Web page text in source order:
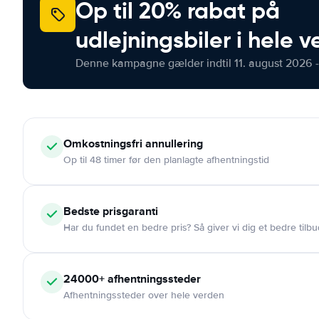
Op til 20% rabat på
udlejningsbiler i hele
Denne kampagne gælder indtil 11. august 2026
Omkostningsfri annullering
Op til 48 timer før den planlagte afhentningstid
Bedste prisgaranti
Har du fundet en bedre pris? Så giver vi dig et bedre
24000+afhentningssteder
Afhentningssteder over hele verden